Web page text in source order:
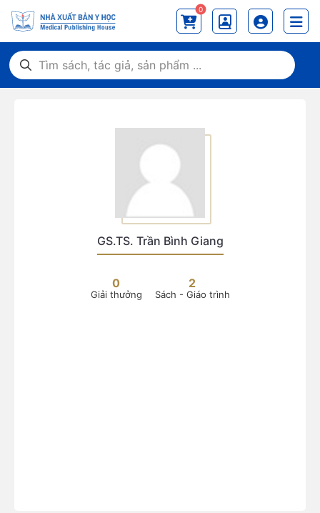
0
GS.TS. Trần Bình Giang
0
Giải thưởng
2
Sách - Giáo trình